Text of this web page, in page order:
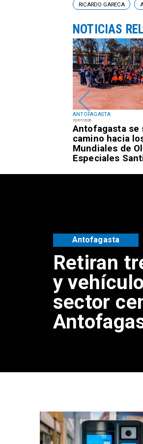
ANTOFAGASTA
22/07/2026
Antofagasta se
camino hacia
Mundiales de
Especiales
RICARDO GARECA
NOTICIAS
Retiran
y
sector
Antofagasta